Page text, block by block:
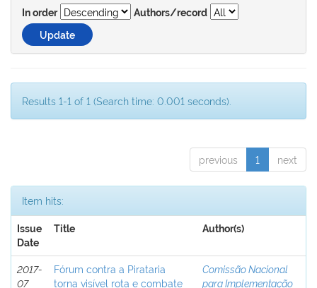
In order
Authors/record
Results 1-1 of 1 (Search time: 0.001 seconds).
previous 1 next
Item hits:
Issue
Date
Title Author(s)
2017-
07
Fórum contra a Pirataria
torna visível rota e combate
Comissão Nacional
para Implementação